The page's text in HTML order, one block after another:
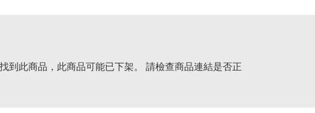
到此商品，此商品可能已下架。 請檢查商品連結是否正